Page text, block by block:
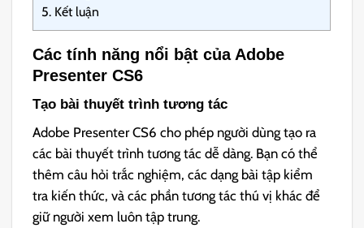
5. Kết luận
Các tính năng nổi bật của Adobe
Presenter CS6
Tạo bài thuyết trình tương tác
Adobe Presenter CS6 cho phép người dùng tạo ra
các bài thuyết trình tương tác dễ dàng. Bạn có thể
thêm câu hỏi trắc nghiệm, các dạng bài tập kiểm
tra kiến thức, và các phần tương tác thú vị khác để
giữ người xem luôn tập trung.